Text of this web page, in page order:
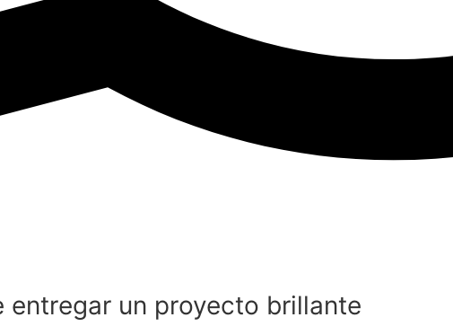
entregar un proyecto brillante